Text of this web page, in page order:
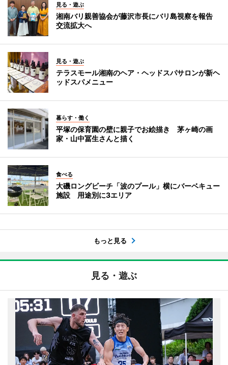
見る・遊ぶ
湘南バリ親善協会が藤沢市長にバリ島視察を報告
交流拡大へ
見る・遊ぶ
テラスモール湘南のヘア・ヘッドスパサロンが新ヘ
ッドスパメニュー
暮らす・働く
平塚の保育園の壁に親子でお絵描き 茅ヶ崎の画
家・山中冨生さんと描く
食べる
大磯ロングビーチ「波のプール」横にバーベキュー
施設 用途別に3エリア
もっと見る
見る・遊ぶ